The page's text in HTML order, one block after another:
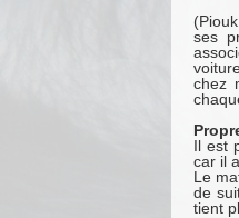
ses
chez
Il est
car il
Le
de
tient